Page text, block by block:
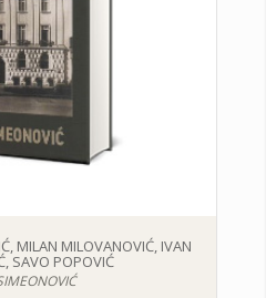
MILAN MILOVANOVIĆ, IVAN
SAVO POPOVIĆ